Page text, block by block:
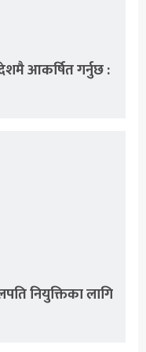
आकर्षित गर्नुछ :
नियुक्तिका लागि